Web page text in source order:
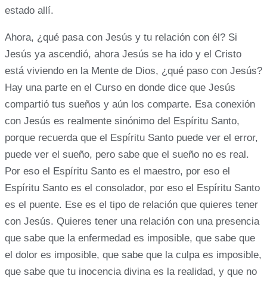
estado allí.
Ahora, ¿qué pasa con Jesús y tu relación con él? Si
Jesús ya ascendió, ahora Jesús se ha ido y el Cristo
está viviendo en la Mente de Dios, ¿qué paso con Jesús?
Hay una parte en el Curso en donde dice que Jesús
compartió tus sueños y aún los comparte. Esa conexión
con Jesús es realmente sinónimo del Espíritu Santo,
porque recuerda que el Espíritu Santo puede ver el error,
puede ver el sueño, pero sabe que el sueño no es real.
Por eso el Espíritu Santo es el maestro, por eso el
Espíritu Santo es el consolador, por eso el Espíritu Santo
es el puente. Ese es el tipo de relación que quieres tener
con Jesús. Quieres tener una relación con una presencia
que sabe que la enfermedad es imposible, que sabe que
el dolor es imposible, que sabe que la culpa es imposible,
que sabe que tu inocencia divina es la realidad, y que no